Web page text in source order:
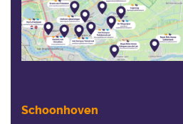
Schoonhoven